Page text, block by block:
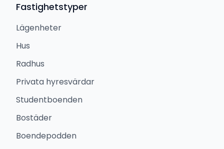
Fastighetstyper
Lägenheter
Hus
Radhus
Privata hyresvärdar
Studentboenden
Bostäder
Boendepodden